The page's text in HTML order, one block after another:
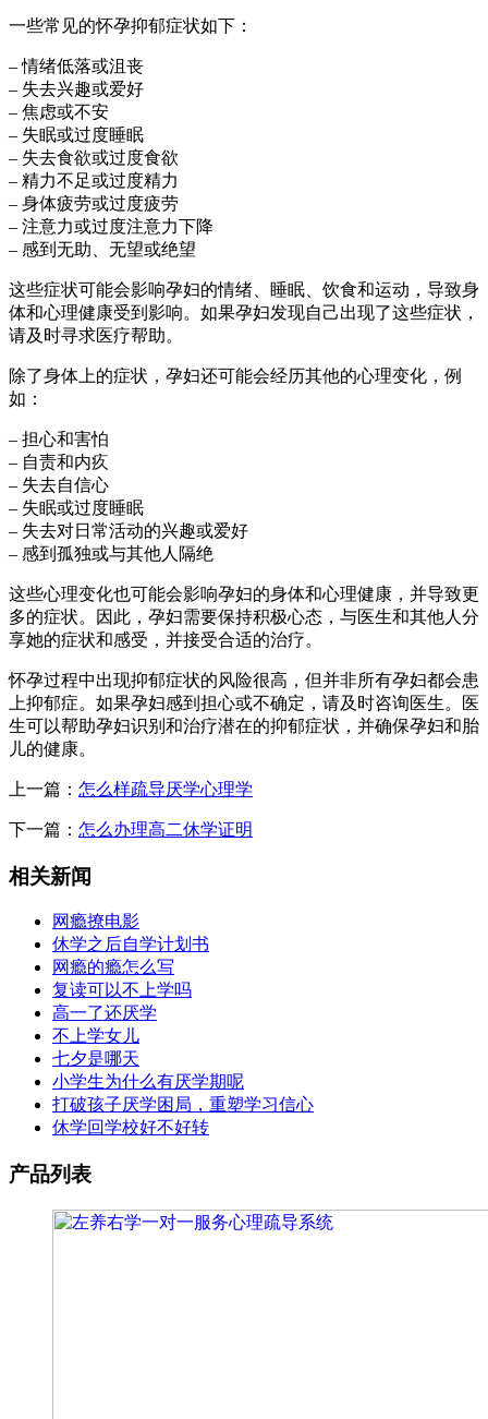
一些常见的怀孕抑郁症状如下：
– 情绪低落或沮丧
– 失去兴趣或爱好
– 焦虑或不安
– 失眠或过度睡眠
– 失去食欲或过度食欲
– 精力不足或过度精力
– 身体疲劳或过度疲劳
– 注意力或过度注意力下降
– 感到无助、无望或绝望
这些症状可能会影响孕妇的情绪、睡眠、饮食和运动，导致身
体和心理健康受到影响。如果孕妇发现自己出现了这些症状，
请及时寻求医疗帮助。
除了身体上的症状，孕妇还可能会经历其他的心理变化，例
如：
– 担心和害怕
– 自责和内疚
– 失去自信心
– 失眠或过度睡眠
– 失去对日常活动的兴趣或爱好
– 感到孤独或与其他人隔绝
这些心理变化也可能会影响孕妇的身体和心理健康，并导致更
多的症状。因此，孕妇需要保持积极心态，与医生和其他人分
享她的症状和感受，并接受合适的治疗。
怀孕过程中出现抑郁症状的风险很高，但并非所有孕妇都会患
上抑郁症。如果孕妇感到担心或不确定，请及时咨询医生。医
生可以帮助孕妇识别和治疗潜在的抑郁症状，并确保孕妇和胎
儿的健康。
上一篇： 怎么样疏导厌学心理学
下一篇： 怎么办理高二休学证明
相关新闻
网瘾撩电影
休学之后自学计划书
网瘾的瘾怎么写
复读可以不上学吗
高一了还厌学
不上学女儿
七夕是哪天
小学生为什么有厌学期呢
打破孩子厌学困局，重塑学习信心
休学回学校好不好转
产品列表